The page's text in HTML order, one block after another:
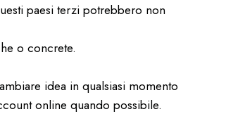
paesi terzi potrebbero non
o concrete.
idea in qualsiasi momento
online quando possibile.